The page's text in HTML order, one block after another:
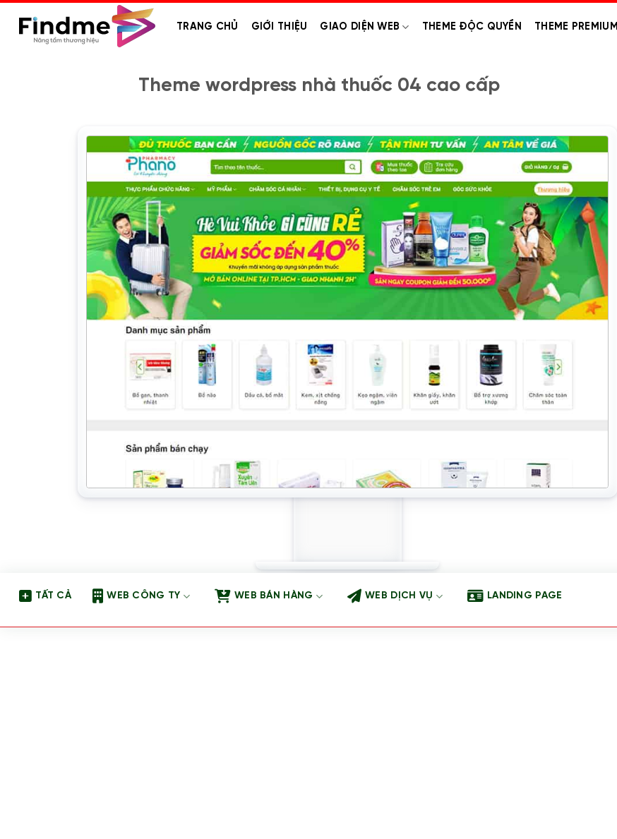
TRANG CHỦ GIỚI THIỆU GIAO DIỆN WEB THEME ĐỘC QUYỀN THEME PREMIUM
Theme wordpress nhà thuốc 04 cao cấp
TẤT CẢ WEB CÔNG TY WEB BÁN HÀNG WEB DỊCH VỤ LANDING PAGE